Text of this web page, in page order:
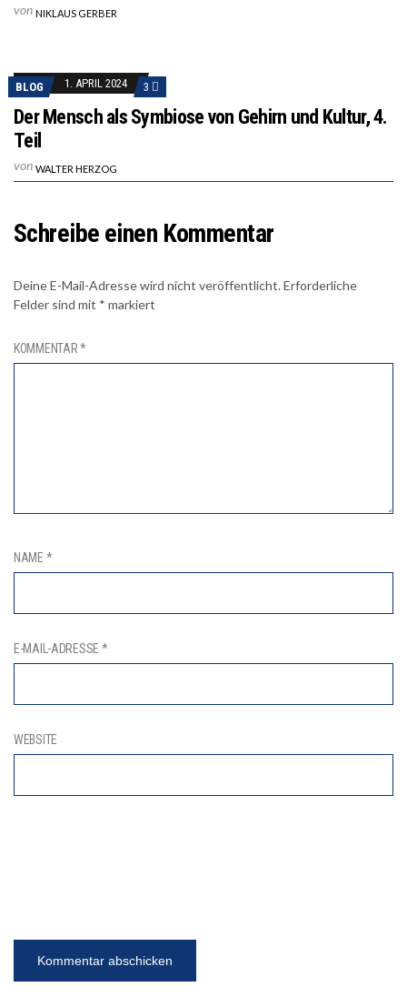
von NIKLAUS GERBER
BLOG 1. APRIL 2024 3
Der Mensch als Symbiose von Gehirn und Kultur, 4.
Teil
von WALTER HERZOG
Schreibe einen Kommentar
Deine E-Mail-Adresse wird nicht veröffentlicht.Erforderliche
Felder sind mit * markiert
KOMMENTAR*
NAME *
E-MAIL-ADRESSE *
WEBSITE